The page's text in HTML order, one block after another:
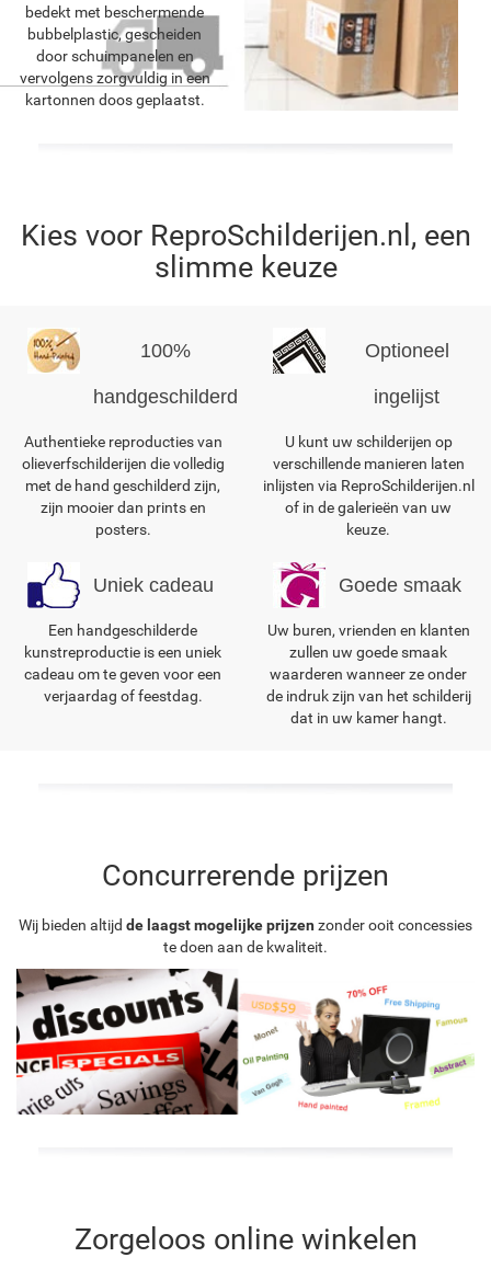
bedekt met beschermende
bubbelplastic, gescheiden
door schuimpanelen en
vervolgens zorgvuldig in een
kartonnen doos geplaatst.
Kies voor ReproSchilderijen.nl, een
slimme keuze
100%
handgeschilderd
Authentieke reproducties van
olieverfschilderijen die volledig
met de hand geschilderd zijn,
zijn mooier dan prints en
posters.
Optioneel
ingelijst
U kunt uw schilderijen op
verschillende manieren laten
inlijsten via ReproSchilderijen.nl
of in de galerieën van uw
keuze.
Uniek cadeau
Een handgeschilderde
kunstreproductie is een uniek
cadeau om te geven voor een
verjaardag of feestdag.
Goede smaak
Uw buren, vrienden en klanten
zullen uw goede smaak
waarderen wanneer ze onder
de indruk zijn van het schilderij
dat in uw kamer hangt.
Concurrerende prijzen
Wij bieden altijd de laagst mogelijke prijzen zonder ooit concessies
te doen aan de kwaliteit.
Zorgeloos online winkelen